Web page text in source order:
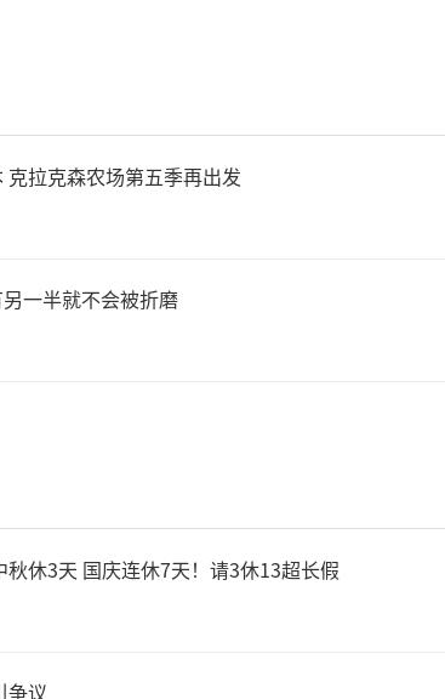
拉克森农场第五季再出发
一半就不会被折磨
休3天 国庆连休7天！请3休13超长假
争议